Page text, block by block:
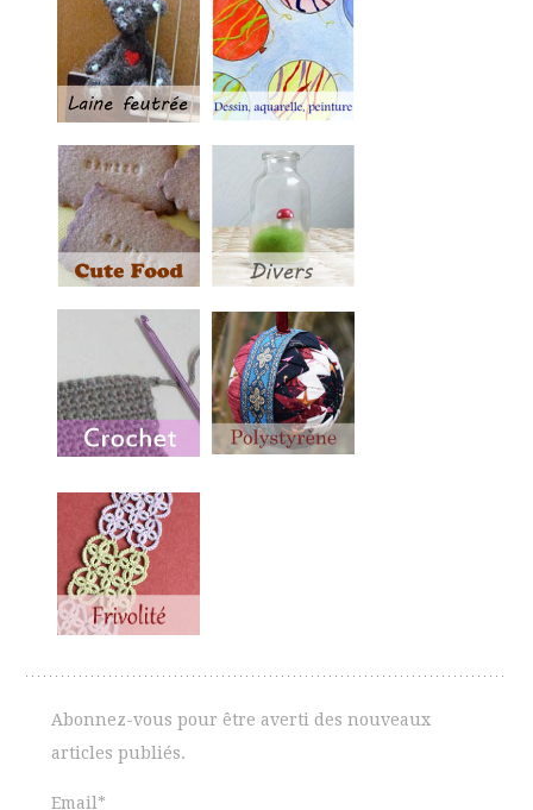
Abonnez-vous pour être averti des nouveaux
articles publiés.
Email*